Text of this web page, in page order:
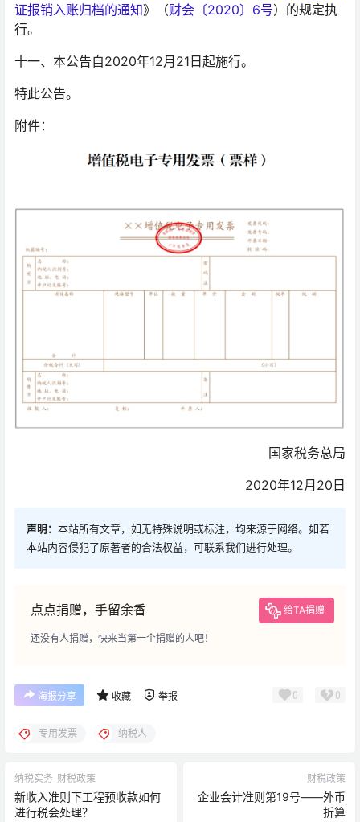
证报销入账归档的通知》（财会〔2020〕6号）的规定执
行。
十一、本公告自2020年12月21日起施行。
特此公告。
附件：
国家税务总局
2020年12月20日
声明： 本站所有文章，如无特殊说明或标注，均来源于网络。如若
本站内容侵犯了原著者的合法权益，可联系我们进行处理。
点点捐赠，手留余香 给TA捐赠
还没有人捐赠，快来当第一个捐赠的人吧！
海报分享 收藏 举报 0 0
专用发票 纳税人
纳税实务 财税政策
新收入准则下工程预收款如何
进行税会处理？
财税政策
企业会计准则第19号——外币
折算